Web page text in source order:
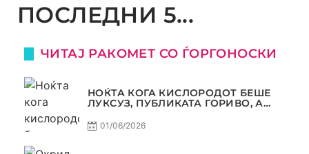
ПОСЛЕДНИ 5...
ЧИТАЈ РАКОМЕТ СО ЃОРГОНОСКИ
НОЌТА КОГА КИСЛОРОДОТ БЕШЕ
ЛУКСУЗ, ПУБЛИКАТА ГОРИВО, А
01/06/2026